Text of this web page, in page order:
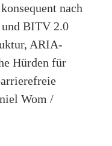
nach
und BITV 2.0
ARIA-
Hürden für
Wom /